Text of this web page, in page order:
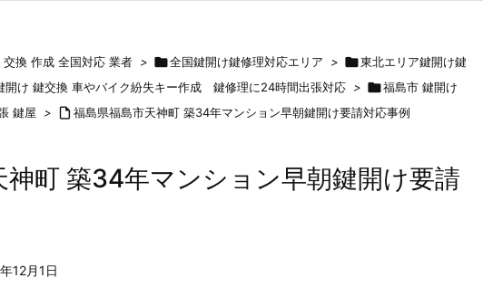
換 作成 全国対応 業者 > 全国鍵開け鍵修理対応エリア > 東北エリア鍵開け鍵
開け 鍵交換 車やバイク紛失キー作成 鍵修理に24時間出張対応 > 福島市 鍵開け
鍵屋
>  福島県福島市天神町 築34年マンション早朝鍵開け要請対応事例
神町 築34年マンション早朝鍵開け要請
12月1日